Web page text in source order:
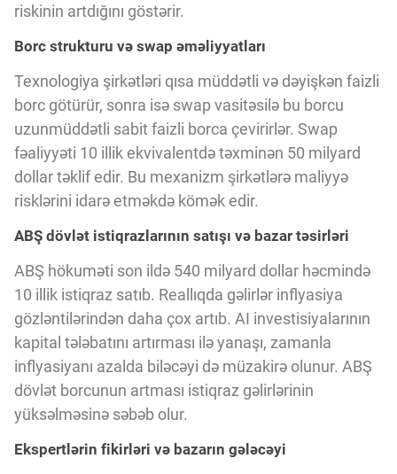
riskinin artdığını göstərir.
Borc strukturu və swap əməliyyatları
Texnologiya şirkətləri qısa müddətli və dəyişkən faizli
borc götürür, sonra isə swap vasitəsilə bu borcu
uzunmüddətli sabit faizli borca çevirirlər. Swap
fəaliyyəti 10 illik ekvivalentdə təxminən 50 milyard
dollar təklif edir. Bu mexanizm şirkətlərə maliyyə
risklərini idarə etməkdə kömək edir.
ABŞ dövlət istiqrazlarının satışı və bazar təsirləri
ABŞ hökuməti son ildə 540 milyard dollar həcmində
10 illik istiqraz satıb. Reallıqda gəlirlər inflyasiya
gözləntilərindən daha çox artıb. AI investisiyalarının
kapital tələbatını artırması ilə yanaşı, zamanla
inflyasiyanı azalda biləcəyi də müzakirə olunur. ABŞ
dövlət borcunun artması istiqraz gəlirlərinin
yüksəlməsinə səbəb olur.
Ekspertlərin fikirləri və bazarın gələcəyi